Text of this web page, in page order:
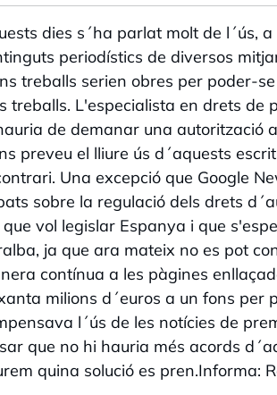
dies s´ha parlat molt de l´ús,
periodístics de diversos
treballs serien obres per poder-
treballs. L'especialista en drets de
de demanar una autorització
preveu el lliure ús d´aquests
Una excepció que Google
sobre la regulació dels drets
vol legislar Espanya i que
ja que ara mateix no es pot
contínua a les pàgines
milions d´euros a un fons per
l´ús de les notícies de
que no hi hauria més acords
quina solució es pren.Informa: